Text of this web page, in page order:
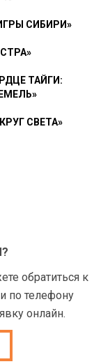
СИБИРИ»
ТАЙГИ:
СВЕТА»
обратиться к
по телефону
онлайн.